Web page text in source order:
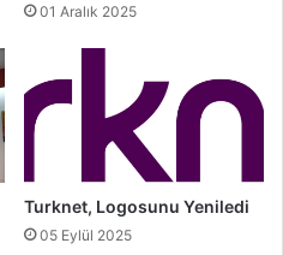
01 Aralık 2025
Turknet, Logosunu Yeniledi
05 Eylül 2025